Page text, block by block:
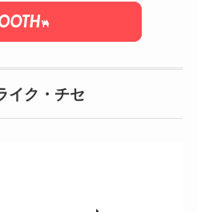
イク・チセ